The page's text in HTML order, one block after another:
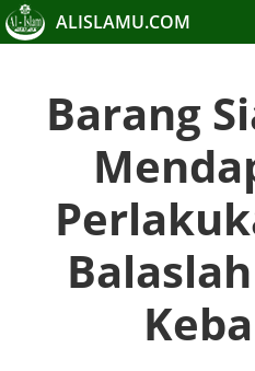
ALISLAMU.COM
Barang